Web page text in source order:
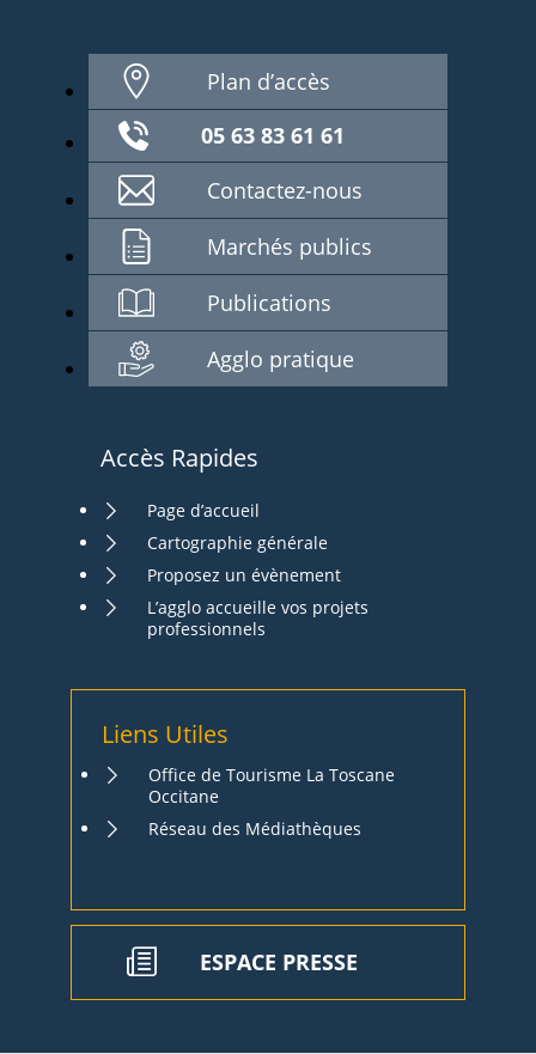
Plan d’accès
05 63 83 61 61
Contactez-nous
Marchés publics
Publications
Agglo pratique
Accès Rapides
Page d’accueil
Cartographie générale
Proposez un évènement
L’agglo accueille vos projets
professionnels
Liens Utiles
Office de Tourisme La Toscane
Occitane
Réseau des Médiathèques
ESPACE PRESSE